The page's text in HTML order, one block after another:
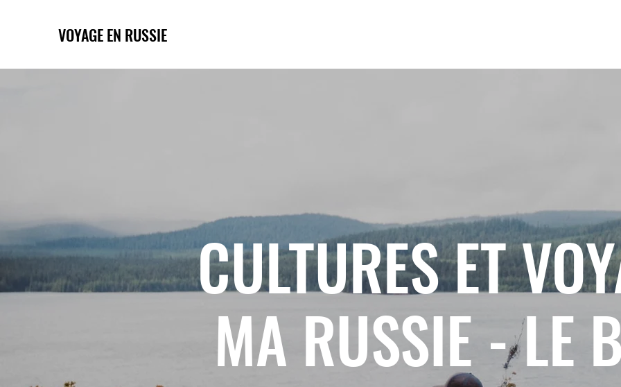
VOYAGE EN RUSSIE
CULTURES ET
MA RUSSIE - LE